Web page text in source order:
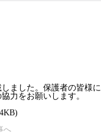
ました。保護者の皆様に
力をお願いします。
へ